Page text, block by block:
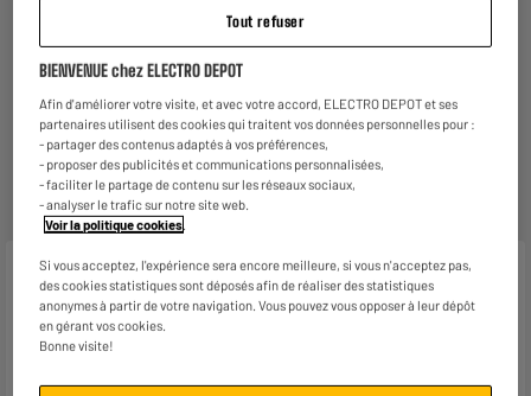
Retours et échanges gratuits
- Retoursgratuits
- Retours par voie postale : vos colis retours sont
traités dans le magasin le plus proche de chez vous
pour limiter les trajets et donc l’impact sur la planète.
Les frais de retour par voie postale restent à votre
charge.
Caractéristiques
Type
Tout refuser
BIENVENUE chez ELECTRO DEPOT
Afin d'améliorer votre visite, et avec votre accord, ELECTRO DEPOT et ses
partenaires utilisent des cookies qui traitent vos données personnelles pour :
- partager des contenus adaptés à vos préférences,
- proposer des publicités et communications personnalisées,
- faciliter le partage de contenu sur les réseaux sociaux,
- analyser le trafic sur notre site web.
Voir la politique cookies.
Si vous acceptez, l'expérience sera encore meilleure, si vous n'acceptez pas,
des cookies statistiques sont déposés afin de réaliser des statistiques
anonymes à partir de votre navigation. Vous pouvez vous opposer à leur dépôt
en gérant vos cookies.
Bonne visite!